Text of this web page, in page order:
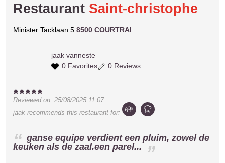
Restaurant Saint-christophe
Minister Tacklaan 58500 COURTRAI
jaak vanneste
0 Favorites
0 Reviews
Reviewed on25/08/2025 11:07
jaak recommends this restaurant for:
ganse equipe verdient een pluim, zowel de
keuken als de zaal.een parel...